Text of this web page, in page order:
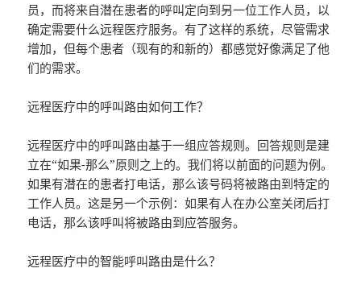
员，而将来自潜在患者的呼叫定向到另一位工作人员，以
确定需要什么远程医疗服务。有了这样的系统，尽管需求
增加，但每个患者（现有的和新的）都感觉好像满足了他
们的需求。
远程医疗中的呼叫路由如何工作？
远程医疗中的呼叫路由基于一组应答规则。回答规则是建
立在“如果-那么”原则之上的。我们将以前面的问题为例。
如果有潜在的患者打电话，那么该号码将被路由到特定的
工作人员。这是另一个示例：如果有人在办公室关闭后打
电话，那么该呼叫将被路由到应答服务。
远程医疗中的智能呼叫路由是什么？